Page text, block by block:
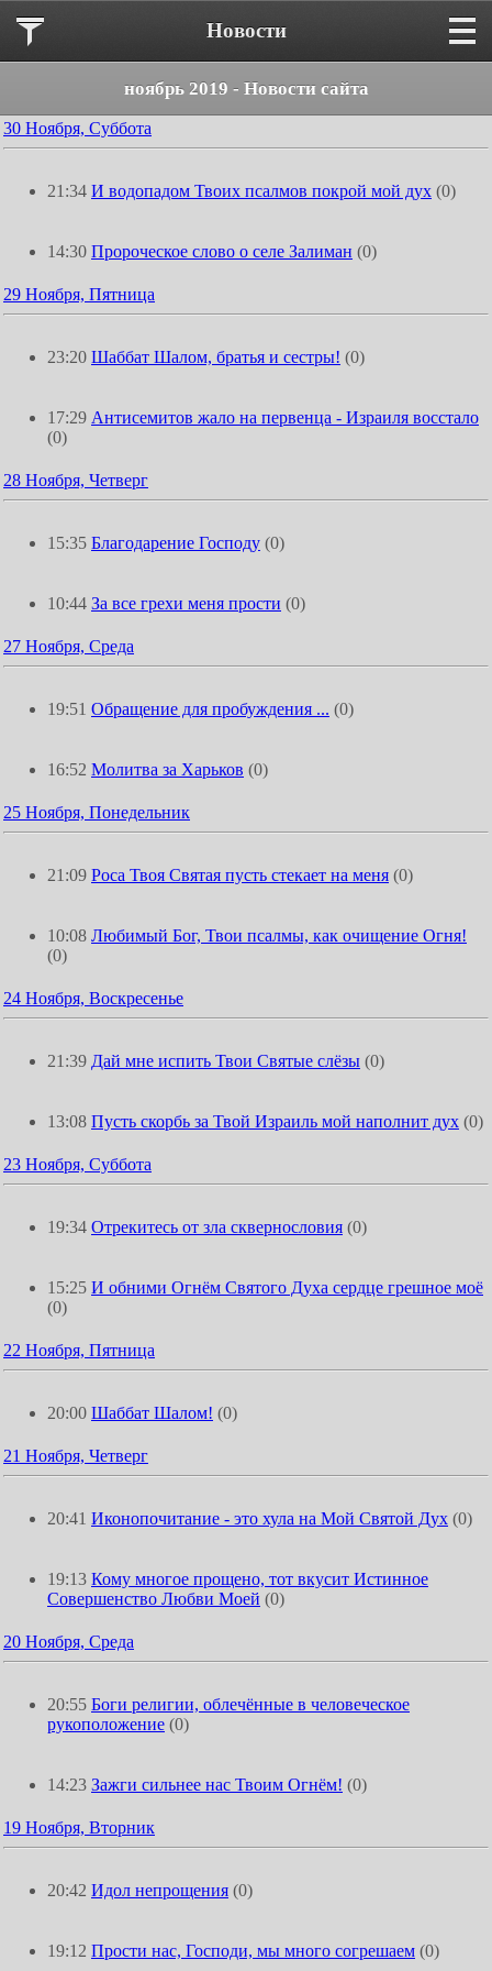
Новости
ноябрь 2019 - Новости сайта
30 Ноября, Суббота
21:34 И водопадом Твоих псалмов покрой мой дух (0)
14:30 Пророческое слово о селе Залиман (0)
29 Ноября, Пятница
23:20 Шаббат Шалом, братья и сестры! (0)
17:29 Антисемитов жало на первенца - Израиля восстало
(0)
28 Ноября, Четверг
15:35 Благодарение Господу (0)
10:44 За все грехи меня прости (0)
27 Ноября, Среда
19:51 Обращение для пробуждения ... (0)
16:52 Молитва за Харьков (0)
25 Ноября, Понедельник
21:09 Роса Твоя Святая пусть стекает на меня (0)
10:08 Любимый Бог, Твои псалмы, как очищение Огня!
(0)
24 Ноября, Воскресенье
21:39 Дай мне испить Твои Святые слёзы (0)
13:08 Пусть скорбь за Твой Израиль мой наполнит дух (0)
23 Ноября, Суббота
19:34 Отрекитесь от зла сквернословия (0)
15:25 И обними Огнём Святого Духа сердце грешное моё
(0)
22 Ноября, Пятница
20:00 Шаббат Шалом! (0)
21 Ноября, Четверг
20:41 Иконопочитание - это хула на Мой Святой Дух (0)
19:13 Кому многое прощено, тот вкусит Истинное
Совершенство Любви Моей (0)
20 Ноября, Среда
20:55 Боги религии, облечённые в человеческое
рукоположение (0)
14:23 Зажги сильнее нас Твоим Огнём! (0)
19 Ноября, Вторник
20:42 Идол непрощения (0)
19:12 Прости нас, Господи, мы много согрешаем (0)